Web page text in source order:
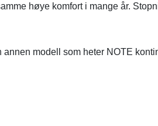
høye komfort i mange år.
modell som heter NOTE